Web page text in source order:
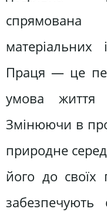
матеріальних
Праця — це
умова життя
Змінюючи в
природне
його до
забезпечують